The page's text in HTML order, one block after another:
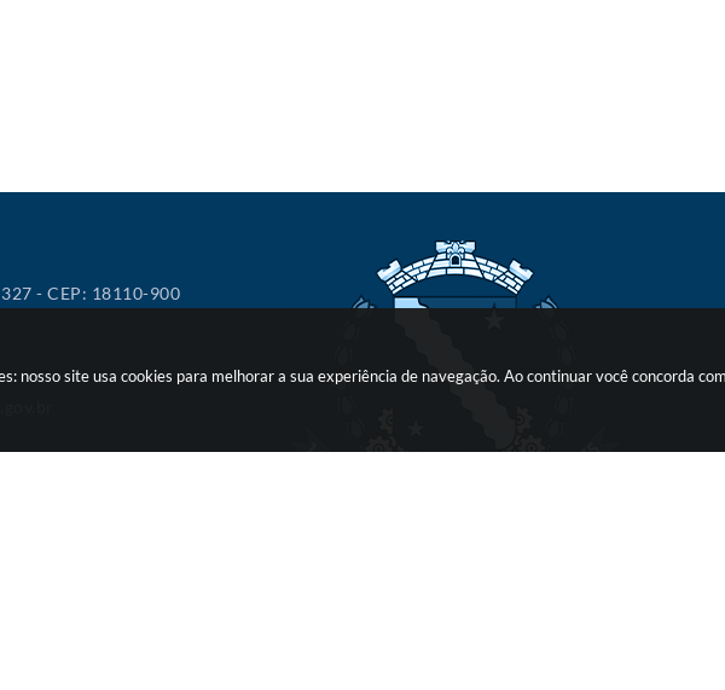
nosso site usa cookies para melhorar a sua experiência de navegação. Ao continuar você concorda
- CEP: 18110-900